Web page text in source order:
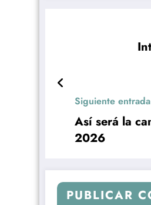
Siguiente entrada
Así será la
2026
PUBLICAR